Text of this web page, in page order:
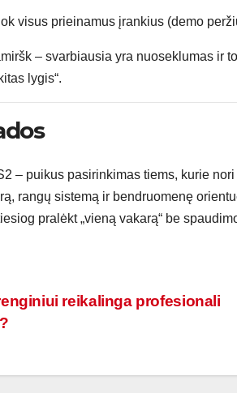
visus prieinamus įrankius (demo
– svarbiausia yra nuoseklumas ir
lygis“.
– puikus pasirinkimas tiems, kurie
rangų sistemą ir bendruomenę
pralėkt „vieną vakarą“ be
reikalinga profesionali